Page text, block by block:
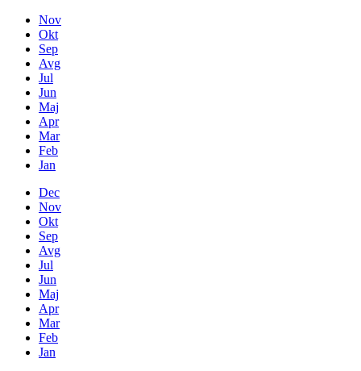
Nov
Okt
Sep
Avg
Jul
Jun
Maj
Apr
Mar
Feb
Jan
Dec
Nov
Okt
Sep
Avg
Jul
Jun
Maj
Apr
Mar
Feb
Jan